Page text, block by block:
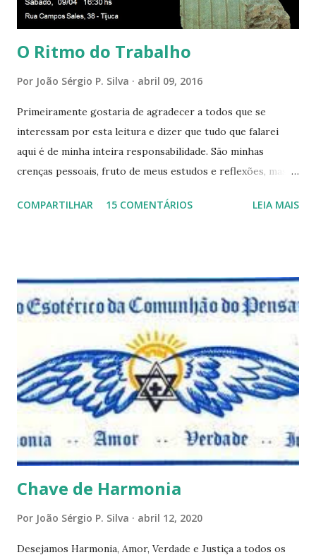
só presença aqui: é a...
O Ritmo do Trabalho
Por João Sérgio P. Silva abril 09, 2016
Primeiramente gostaria de agradecer a todos que se
interessam por esta leitura e dizer que tudo que falarei
aqui é de minha inteira responsabilidade. São minhas
crenças pessoais, fruto de meus estudos e reflexões, mas
porque nem mesmo eu as tenho desta forma. Eu vos
e talvez contraditória a sua própria visão. Durante todo
este mês estaremos debatendo este tema e gostaríamos de
convida-lo a deixar seus comentários e reflexões no final
do texto clicando em novo comentário e acompanhar as
respostas e sugestões dos demais. Não estranhem o fato
de que teremos mais perguntas do que respostas, mais
reflexões do que formulações prontas, pois as perguntas
parecem contribuir mais para o aprendizado do que as
afirmações. Quem de nós pode de fato afirmar alguma coi...
COMPARTILHAR 15 COMENTÁRIOS LEIA MAIS
Chave de Harmonia
Por João Sérgio P. Silva abril 12, 2020
Desejamos Harmonia, Amor, Verdade e Justiça a todos os